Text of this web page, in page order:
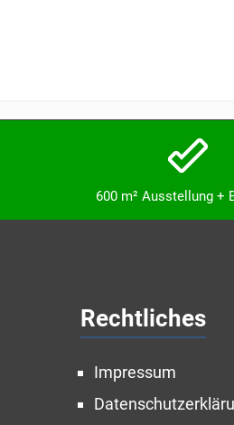
600 m² Ausstellung +
Rechtliches
Impressum